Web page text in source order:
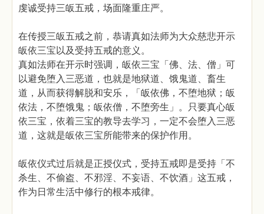
虔诚受持三皈五戒，场面隆重庄严。
在传授三皈五戒之前，恭请真如法师为大众慈悲开示
皈依三宝以及受持五戒的意义。
真如法师在开示时强调，皈依三宝「佛、法、僧」可
以避免堕入三恶道，也就是地狱道、饿鬼道、畜生
道，从而获得解脱和安乐，「皈依佛，不堕地狱；皈
依法，不堕饿鬼；皈依僧，不堕旁生」。只要真心皈
依三宝，依着三宝的教导去学习，一定不会堕入三恶
道，这就是皈依三宝所能带来的保护作用。
皈依仪式过后就是正授仪式，受持五戒即是受持「不
杀生、不偷盗、不邪淫、不妄语、不饮酒」这五戒，
作为日常生活中修行的根本戒律。